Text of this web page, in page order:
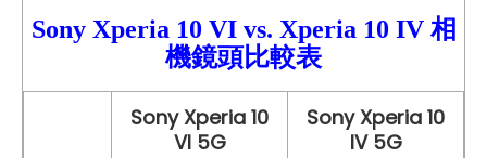
Sony Xperia 10 VIvs. Xperia 10 IV 相
機鏡頭比較表
Sony Xperia 10
VI 5G
Sony Xperia 10
IV 5G